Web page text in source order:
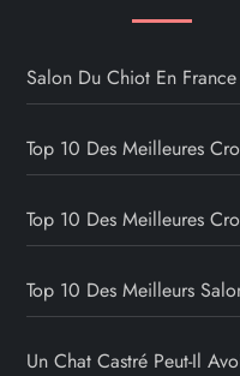
Salon Du Chiot En
Top 10 Des Meilleures
Top 10 Des Meilleures
Top 10 Des Meilleurs
Un Chat Castré Peut-Il